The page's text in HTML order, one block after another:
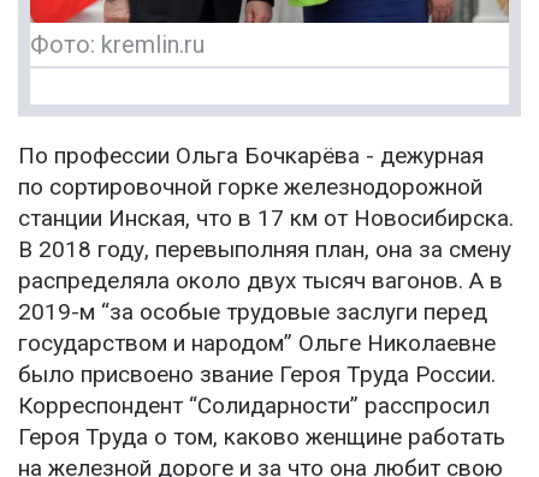
Фото: kremlin.ru
По профессии Ольга Бочкарёва - дежурная
по сортировочной горке железнодорожной
станции Инская, что в 17 км от Новосибирска.
В 2018 году, перевыполняя план, она за смену
распределяла около двух тысяч вагонов. А в
2019-м “за особые трудовые заслуги перед
государством и народом” Ольге Николаевне
было присвоено звание Героя Труда России.
Корреспондент “Солидарности” расспросил
Героя Труда о том, каково женщине работать
на железной дороге и за что она любит свою